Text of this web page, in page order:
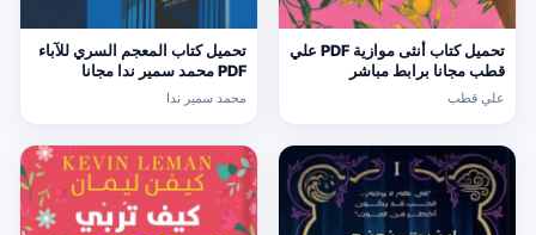
تحميل كتاب أنثى موازية PDF علي
قطب مجانا برابط مباشر
علي قطب
تحميل كتاب المعجم السري للآباء
PDF محمد سمير ندا مجانا
محمد سمير ندا